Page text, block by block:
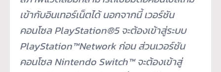
เข้ากับอินเทอร์เน็ตได้ นอกจากนี้ เวอร์ชัน
คอนโซล PlayStation®5 จะต้องเข้าสู่ระบบ
PlayStation™Network ก่อน ส่วนเวอร์ชัน
คอนโซล Nintendo Switch™ จะต้องเข้าสู่